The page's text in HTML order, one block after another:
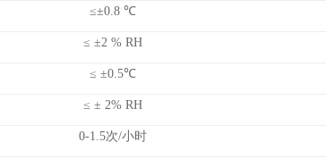
≤±0.8 ℃
≤ ±2 % RH
≤ ±0.5℃
≤ ± 2% RH
0-1.5次/小时